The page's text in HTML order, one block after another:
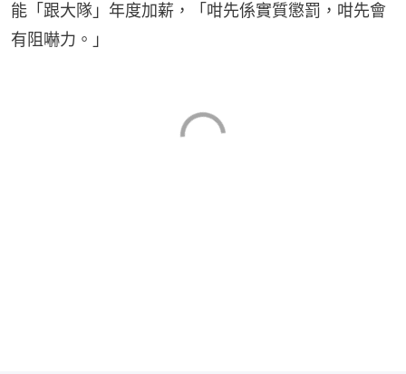
能「跟大隊」年度加薪，「咁先係實質懲罰，咁先會
有阻嚇力。」